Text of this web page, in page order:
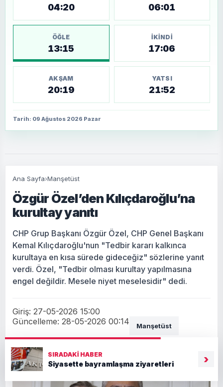
04:20 06:01
ÖĞLE
13:15
İKINDI
17:06
AKŞAM
20:19
YATSI
21:52
Tarih: 09 Ağustos 2026 Pazar
Ana Sayfa›Manşetüst
Özgür Özel’den Kılıçdaroğlu’na
kurultay yanıtı
CHP Grup Başkanı Özgür Özel, CHP Genel Başkanı
Kemal Kılıçdaroğlu'nun "Tedbir kararı kalkınca
kurultaya en kısa sürede gideceğiz" sözlerine yanıt
verdi. Özel, "Tedbir olması kurultay yapılmasına
engel değildir. Mesele niyet meselesidir" dedi.
Giriş: 27-05-2026 15:00
Güncelleme: 28-05-2026 00:14
Manşetüst
SIRADAKI HABER
Siyasette bayramlaşma ziyaretleri ›